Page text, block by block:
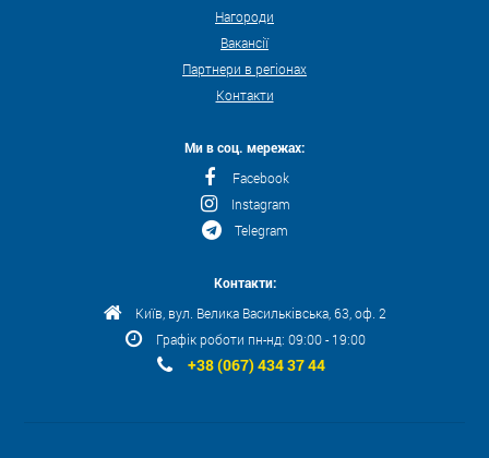
Нагороди
Вакансії
Партнери в регіонах
Контакти
Ми в соц. мережах:
Facebook
Instagram
Telegram
Контакти:
Київ, вул. Велика Васильківська, 63, оф. 2
Графік роботи пн-нд: 09:00 - 19:00
+38 (067) 434 37 44